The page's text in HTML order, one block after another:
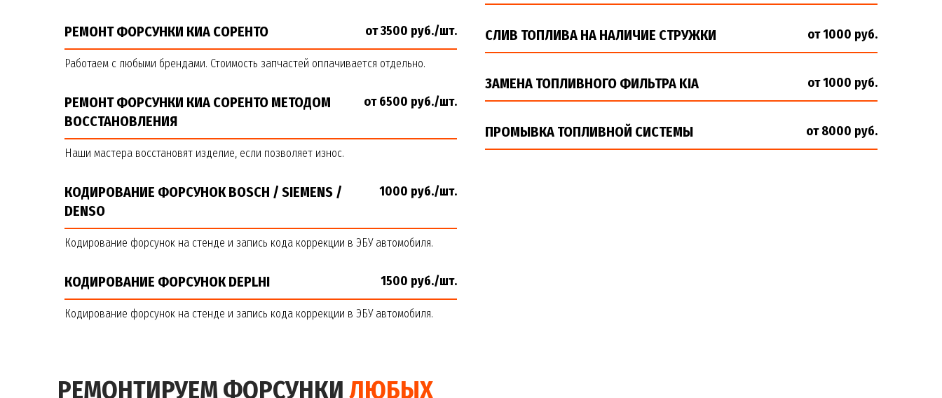
РЕМОНТ ФОРСУНКИ КИА СОРЕНТО от 3500 руб./шт.
Работаем с любыми брендами. Стоимость запчастей оплачивается отдельно.
РЕМОНТ ФОРСУНКИ КИА СОРЕНТО МЕТОДОМ
ВОССТАНОВЛЕНИЯ
от 6500 руб./шт.
Наши мастера восстановят изделие, если позволяет износ.
КОДИРОВАНИЕ ФОРСУНОК BOSCH / SIEMENS /
DENSO
1000 руб./шт.
Кодирование форсунок на стенде и запись кода коррекции в ЭБУ автомобиля.
КОДИРОВАНИЕ ФОРСУНОК DEPLHI 1500 руб./шт.
Кодирование форсунок на стенде и запись кода коррекции в ЭБУ автомобиля.
СЛИВ ТОПЛИВА НА НАЛИЧИЕ СТРУЖКИ от 1000 руб.
ЗАМЕНА ТОПЛИВНОГО ФИЛЬТРА KIA от 1000 руб.
ПРОМЫВКА ТОПЛИВНОЙ СИСТЕМЫ от 8000 руб.
РЕМОНТИРУЕМ ФОРСУНКИ ЛЮБЫХ